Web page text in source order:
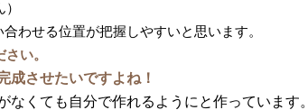
わせる位置が把握しやすいと思います。
い。
成させたいですよね！
くても自分で作れるようにと作っています。